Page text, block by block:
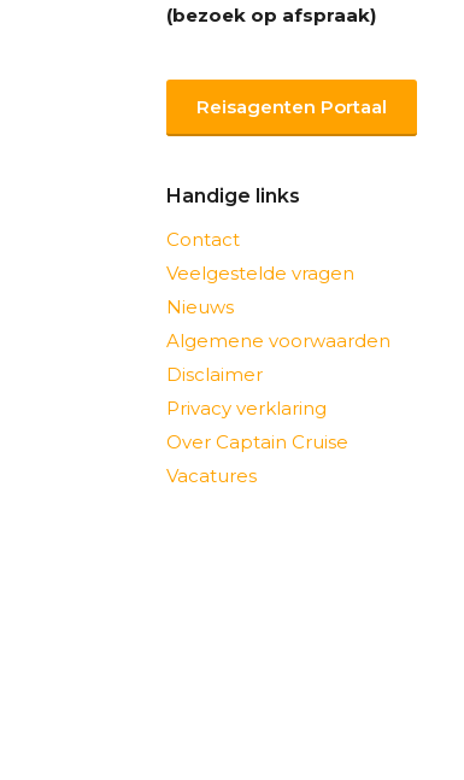
(bezoek op afspraak)
Reisagenten Portaal
Handige links
Contact
Veelgestelde vragen
Nieuws
Algemene voorwaarden
Disclaimer
Privacy verklaring
Over Captain Cruise
Vacatures